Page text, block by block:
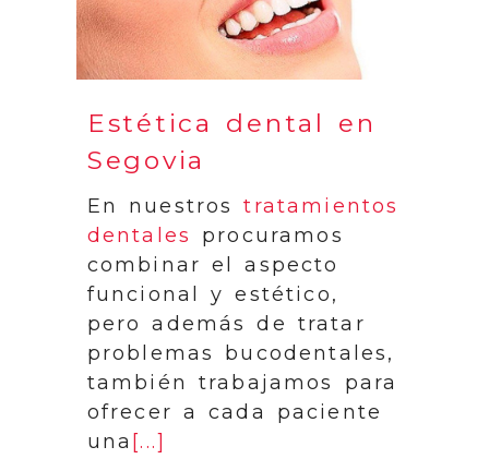
Estética dental en
Segovia
En nuestrostratamientos
dentales procuramos
combinar el aspecto
funcional y estético,
pero además de tratar
problemas bucodentales,
también trabajamos para
ofrecer a cada paciente
una [...]